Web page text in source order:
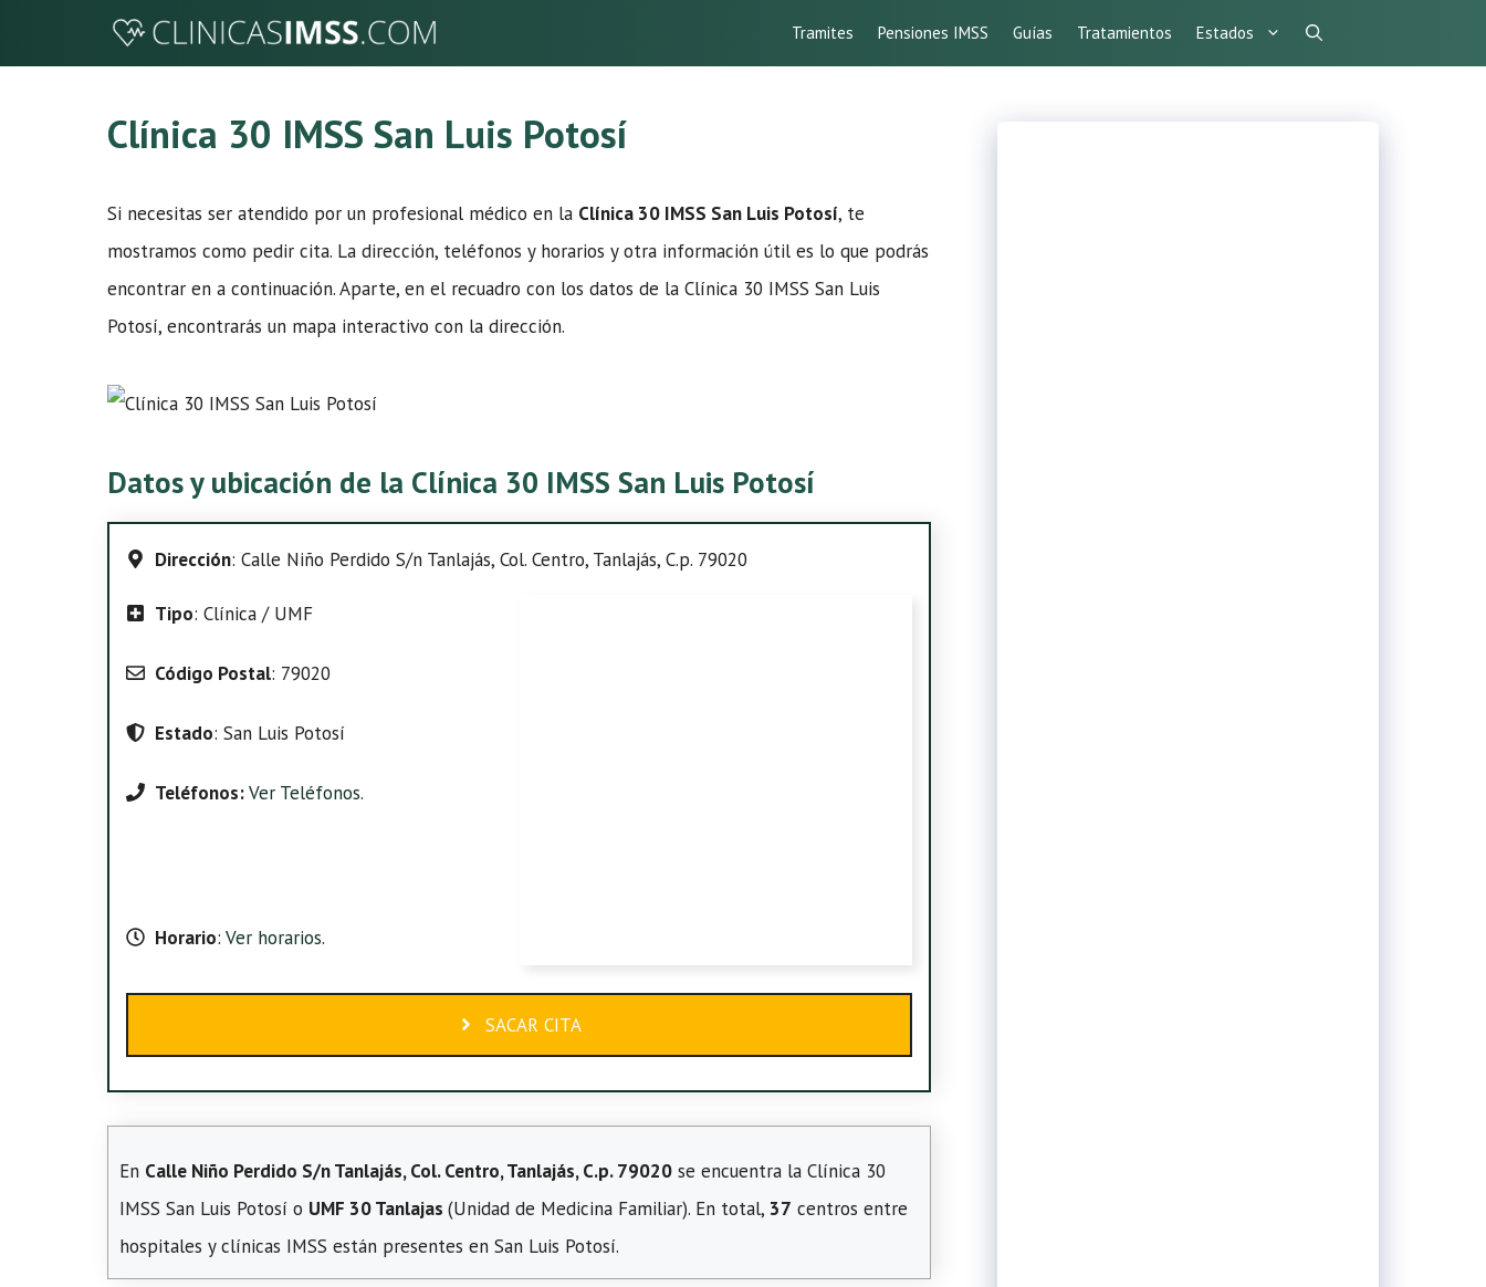
Tramites Pensiones IMSS Guías Tratamientos Estados
Clínica 30 IMSS San Luis Potosí
Si necesitas ser atendido por un profesional médico en la Clínica 30 IMSS San Luis Potosí, te
mostramos como pedir cita. La dirección, teléfonos y horarios y otra información útil es lo que podrás
encontrar en a continuación. Aparte, en el recuadro con los datos de la Clínica 30 IMSS San Luis
Potosí, encontrarás un mapa interactivo con la dirección.
Datos y ubicación de la Clínica 30 IMSS San Luis Potosí
Dirección: Calle Niño Perdido S/n Tanlajás, Col. Centro, Tanlajás, C.p. 79020
Tipo: Clínica / UMF
Código Postal: 79020
Estado: San Luis Potosí
Teléfonos:Ver Teléfonos.
Horario: Ver horarios.
SACAR CITA
En Calle Niño Perdido S/n Tanlajás, Col. Centro, Tanlajás, C.p. 79020 se encuentra la Clínica 30
IMSS San Luis Potosí o UMF 30 Tanlajas (Unidad de Medicina Familiar). En total, 37 centros entre
hospitales y clínicas IMSS están presentes en San Luis Potosí.